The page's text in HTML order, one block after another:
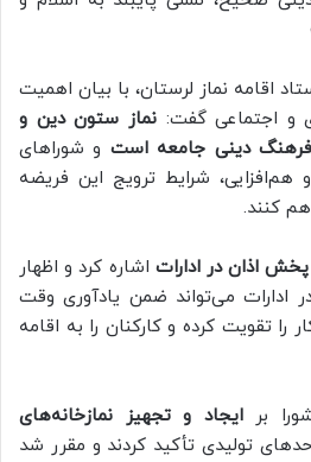
اقامه نماز لرستان، با بیان اهمیت
و اجتماعی گفت: نماز ستون دین و
فرهنگ دینی جامعه است و شوراهای
هم‌افزایی، شرایط ترویج این فریضه
کنند.
اذان در ادارات اشاره کرد و اظهار
می‌تواند ضمن یادآوری وقت
را تقویت کرده و کارکنان را به اقامه
برایجاد و تجهیز نمازخانه‌های
تولیدی تأکید کردند و مقرر شد